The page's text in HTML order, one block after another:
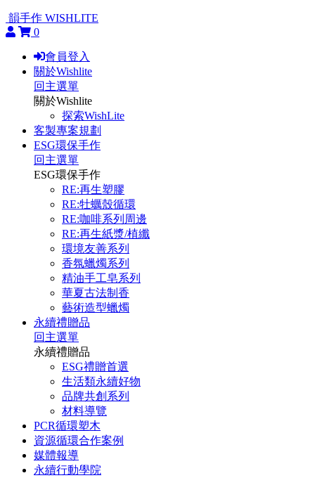
韻手作 WISHLITE
0
會員登入
關於Wishlite
回主選單
關於Wishlite
探索WishLite
客製專案規劃
ESG環保手作
回主選單
ESG環保手作
RE:再生塑膠
RE:牡蠣殼循環
RE:咖啡系列周邊
RE:再生紙漿/植纖
環境友善系列
香氛蠟燭系列
精油手工皂系列
華夏古法制香
藝術造型蠟燭
永續禮贈品
回主選單
永續禮贈品
ESG禮贈首選
生活類永續好物
品牌共創系列
材料導覽
PCR循環塑木
資源循環合作案例
媒體報導
永續行動學院